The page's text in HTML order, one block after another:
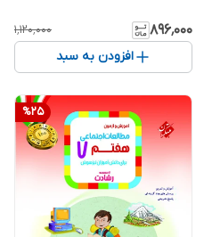
۸۹۶٬۰۰۰ ۱٬۱۲۰٬۰۰۰
افزودن به سبد
%25